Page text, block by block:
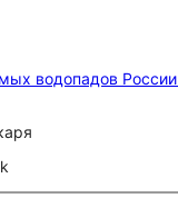
водопадов России